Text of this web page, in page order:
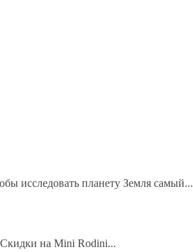
исследовать планету Земля самый...
на Mini Rodini...